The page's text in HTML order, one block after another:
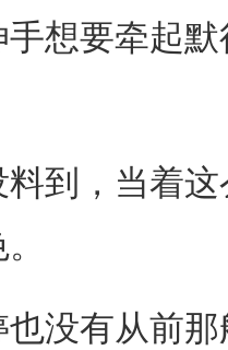
要牵起默
到，当着这
有从前那